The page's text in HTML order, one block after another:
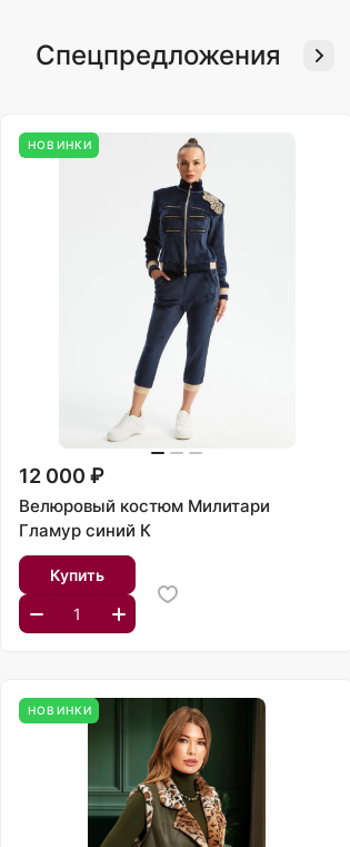
Спецпредложения
НОВИНКИ
12 000 ₽
Велюровый костюм Милитари
Гламур синий К
Купить
НОВИНКИ